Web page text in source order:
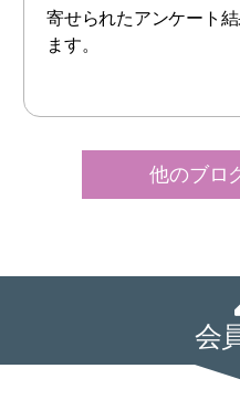
寄せられたアンケート
ます。
他のブロ
会